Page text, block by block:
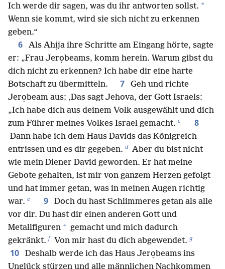
Ich werde dir sagen, was du ihr antworten sollst. *
Wenn sie kommt, wird sie sich nicht zu erkennen
geben.“
6
Als Ahịja ihre Schritte am Eingang hörte, sagte
er: „Frau Jerọbeams, komm herein. Warum gibst du
dich nicht zu erkennen? Ich habe dir eine harte
Botschaft zu übermitteln.
7
Geh und richte
Jerọbeam aus: ‚Das sagt Jehova, der Gott Israels:
„Ich habe dich aus deinem Volk ausgewählt und dich
zum Führer meines Volkes Israel gemacht. c 8
Dann habe ich dem Haus Davids das Königreich
entrissen und es dir gegeben. d Aber du bist nicht
wie mein Diener David geworden. Er hat meine
Gebote gehalten, ist mir von ganzem Herzen gefolgt
und hat immer getan, was in meinen Augen richtig
war. e 9
Doch du hast Schlimmeres getan als alle
vor dir. Du hast dir einen anderen Gott und
Metallfiguren * gemacht und mich dadurch
gekränkt. f Von mir hast du dich abgewendet. g
10
Deshalb werde ich das Haus Jerọbeams ins
Unglück stürzen und alle männlichen Nachkommen